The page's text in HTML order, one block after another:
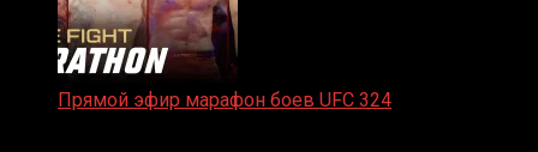
Прямой эфир марафон боев UFC 324